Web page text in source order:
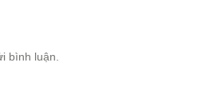
bình luận.